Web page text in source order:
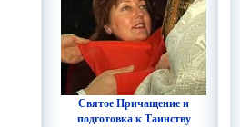
Святое Причащение и
подготовка к Таинству